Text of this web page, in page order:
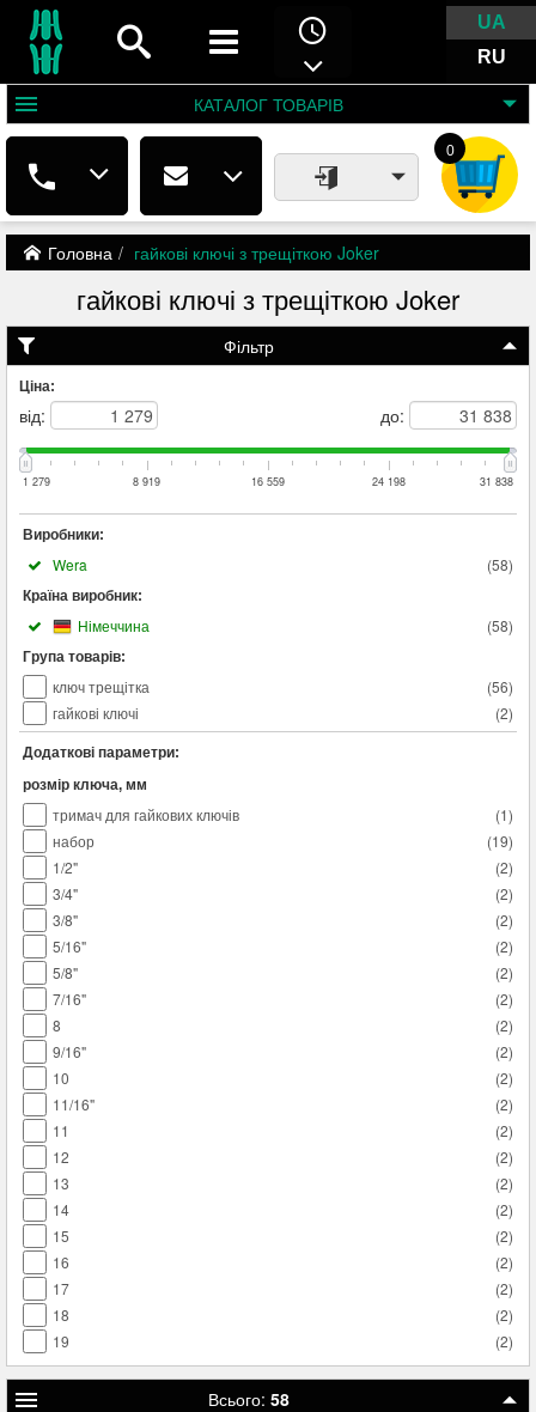
UA
RU
КАТАЛОГ ТОВАРІВ
0
Головна гайкові ключі з трещіткою Joker
гайкові ключі з трещіткою Joker
Фільтр
Ціна:
від: до:
1 279 8 919 16 559 24 198 31 838
Виробники:
(58)
Wera
Країна виробник:
(58)
Німеччина
Група товарів:
(56)
ключ трещітка
(2)
гайкові ключі
Додаткові параметри:
розмір ключа, мм
(1)
тримач для гайкових ключів
(19)
набор
(2)
1/2"
(2)
3/4"
(2)
3/8"
(2)
5/16"
(2)
5/8"
(2)
7/16"
(2)
8
(2)
9/16"
(2)
10
(2)
11/16"
(2)
11
(2)
12
(2)
13
(2)
14
(2)
15
(2)
16
(2)
17
(2)
18
(2)
19
Всього: 58